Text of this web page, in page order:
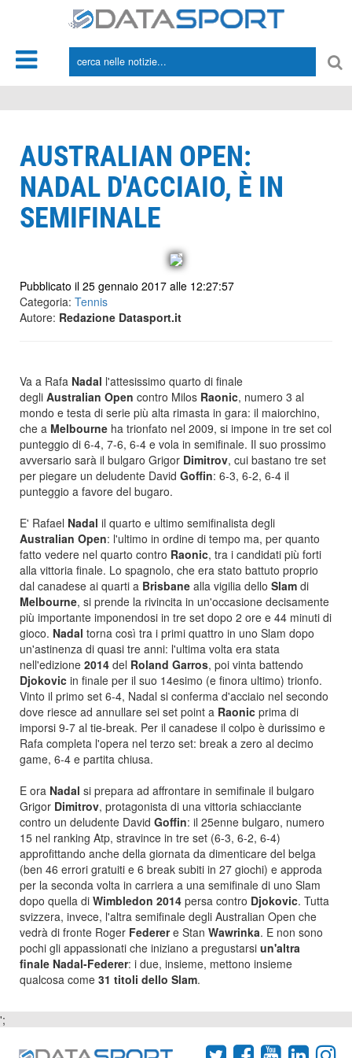
AUSTRALIAN OPEN:
NADAL D'ACCIAIO, È IN
SEMIFINALE
Pubblicato il 25 gennaio 2017 alle 12:27:57
Categoria: Tennis
Autore: Redazione Datasport.it
Va a Rafa Nadal l'attesissimo quarto di finale
degli Australian Open contro Milos Raonic, numero 3 al
mondo e testa di serie più alta rimasta in gara: il maiorchino,
che a Melbourne ha trionfato nel 2009, si impone in tre set col
punteggio di 6-4, 7-6, 6-4 e vola in semifinale. Il suo prossimo
avversario sarà il bulgaro Grigor Dimitrov, cui bastano tre set
per piegare un deludente David Goffin: 6-3, 6-2, 6-4 il
punteggio a favore del bugaro.
E' Rafael Nadal il quarto e ultimo semifinalista degli
Australian Open: l'ultimo in ordine di tempo ma, per quanto
fatto vedere nel quarto contro Raonic, tra i candidati più forti
alla vittoria finale. Lo spagnolo, che era stato battuto proprio
dal canadese ai quarti a Brisbane alla vigilia dello Slam di
Melbourne, si prende la rivincita in un'occasione decisamente
più importante imponendosi in tre set dopo 2 ore e 44 minuti di
gioco. Nadal torna così tra i primi quattro in uno Slam dopo
un'astinenza di quasi tre anni: l'ultima volta era stata
nell'edizione 2014 del Roland Garros, poi vinta battendo
Djokovic in finale per il suo 14esimo (e finora ultimo) trionfo.
Vinto il primo set 6-4, Nadal si conferma d'acciaio nel secondo
dove riesce ad annullare sei set point a Raonic prima di
imporsi 9-7 al tie-break. Per il canadese il colpo è durissimo e
Rafa completa l'opera nel terzo set: break a zero al decimo
game, 6-4 e partita chiusa.
E ora Nadal si prepara ad affrontare in semifinale il bulgaro
Grigor Dimitrov, protagonista di una vittoria schiacciante
contro un deludente David Goffin: il 25enne bulgaro, numero
15 nel ranking Atp, stravince in tre set (6-3, 6-2, 6-4)
approfittando anche della giornata da dimenticare del belga
(ben 46 errori gratuiti e 6 break subiti in 27 giochi) e approda
per la seconda volta in carriera a una semifinale di uno Slam
dopo quella di Wimbledon 2014 persa contro Djokovic. Tutta
svizzera, invece, l'altra semifinale degli Australian Open che
vedrà di fronte Roger Federere Stan Wawrinka. E non sono
pochi gli appassionati che iniziano a pregustarsi un'altra
finale Nadal-Federer: i due, insieme, mettono insieme
qualcosa come 31 titoli dello Slam.
';